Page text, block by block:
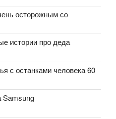
осторожным со
истории про деда
с останками человека 60
Samsung